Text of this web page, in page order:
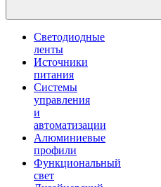
Светодиодные
ленты
Источники
питания
Системы
управления
и
автоматизации
Алюминиевые
профили
Функциональный
свет